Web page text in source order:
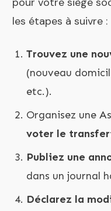
les étapes à suivre :
Trouvez une
(nouveau
etc.).
Organisez une
voter le
Publiez une
dans un journal
Déclarez la